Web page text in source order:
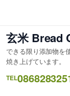
を
ス
キ
ッ
プ
玄米 Bread
できる限り添加物を
焼き上げています。
TEL